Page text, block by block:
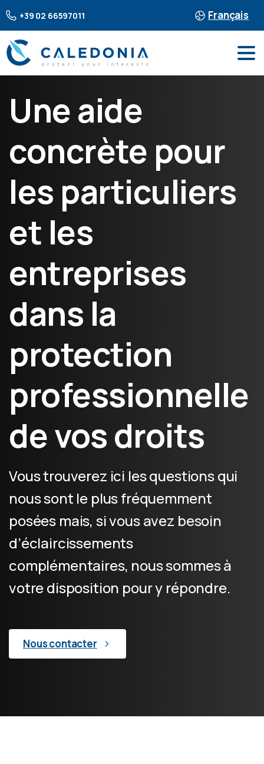
+39 02 66597011 Français
Une aide
concrète pour
les particuliers
et les
entreprises
dans la
protection
professionnelle
de vos droits
Vous trouverez ici les questions qui
nous sont le plus fréquemment
posées mais, si vous avez besoin
d’éclaircissements
complémentaires, nous sommes à
votre disposition pour y répondre.
Nous contacter